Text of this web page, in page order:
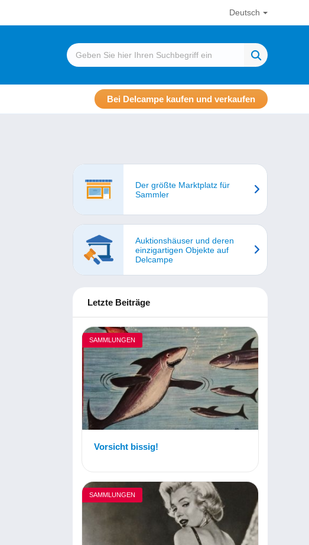
Deutsch
Bei Delcampe kaufen und verkaufen
Der größte Marktplatz für
Sammler
Auktionshäuser und deren
einzigartigen Objekte auf
Delcampe
Letzte Beiträge
SAMMLUNGEN
Vorsicht bissig!
SAMMLUNGEN